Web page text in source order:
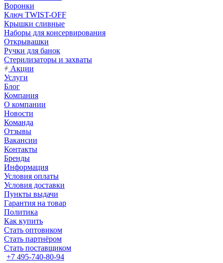
Воронки
Ключ TWIST-OFF
Крышки сливные
Наборы для консервирования
Открывашки
Ручки для банок
Стерилизаторы и захваты
Акции
Услуги
Блог
Компания
О компании
Новости
Команда
Отзывы
Вакансии
Контакты
Бренды
Информация
Условия оплаты
Условия доставки
Пункты выдачи
Гарантия на товар
Политика
Как купить
Стать оптовиком
Стать партнёром
Стать поставщиком
+7 495-740-80-94